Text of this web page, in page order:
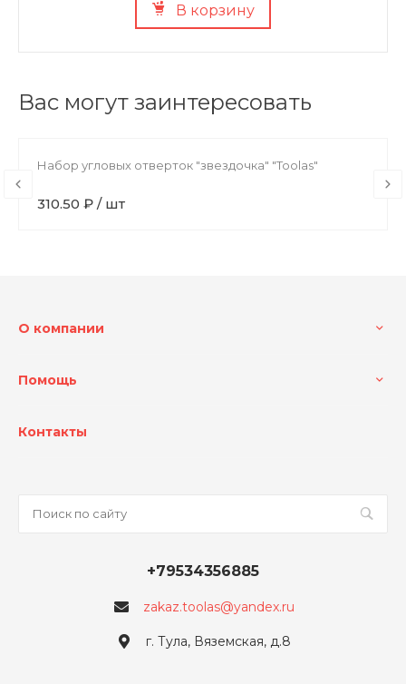
В корзину
Вас могут заинтересовать
Набор угловых отверток "звездочка" "Toolas"
310.50 ₽ / шт
О компании
Помощь
Контакты
+79534356885
zakaz.toolas@yandex.ru
г. Тула, Вяземская, д.8